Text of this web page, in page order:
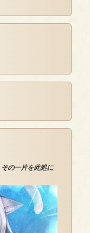
の一片を此処に